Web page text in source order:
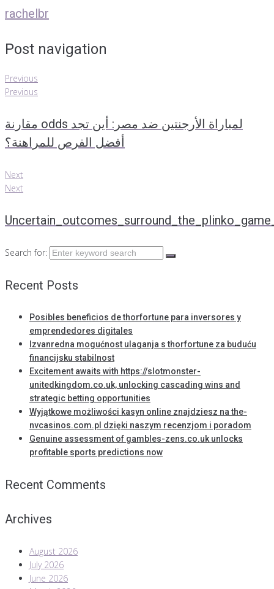
rachelbr
Post navigation
Previous
Previous
مقارنة odds لمباراة الأرجنتين ضد مصر: أين تجد
أفضل الفرص للمراهنة؟
Next
Next
Search for:
Recent Posts
Posibles beneficios de thorfortune para inversores y
emprendedores digitales
Izvanredna mogućnost ulaganja s thorfortune za buduću
financijsku stabilnost
Excitement awaits with https://slotmonster-
unitedkingdom.co.uk, unlocking cascading wins and
strategic betting opportunities
Wyjątkowe możliwości kasyn online znajdziesz na the-
nvcasinos.com.pl dzięki naszym recenzjom i poradom
Genuine assessment of gambles-zens.co.uk unlocks
profitable sports predictions now
Recent Comments
Archives
August 2026
July 2026
June 2026